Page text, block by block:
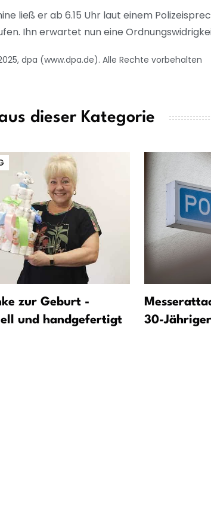
ließ er ab 6.15 Uhr laut einem
Ihn erwartet nun eine
dpa (www.dpa.de). Alle Rechte vorbehalten
dieser Kategorie
zur Geburt -
und handgefertigt
30-